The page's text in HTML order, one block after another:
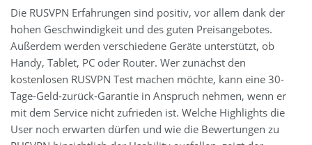
Erfahrungen:
Produkt- und Kategorietexte sowie
Newsberichte
Mein Werdegang ist relativ bunt,
denn ich habe zuerst eine praktische
Ausbildung in Elektrotechnik
abgeschlossen und später noch ein
draufgelegt.
Die RUSVPN Erfahrungen sind positiv, vor allem dank der
hohen Geschwindigkeit und des guten Preisangebotes.
Außerdem werden verschiedene Geräte unterstützt, ob
Handy, Tablet, PC oder Router. Wer zunächst den
kostenlosen RUSVPN Test machen möchte, kann eine 30-
Tage-Geld-zurück-Garantie in Anspruch nehmen, wenn er
mit dem Service nicht zufrieden ist. Welche Highlights die
User noch erwarten dürfen und wie die Bewertungen zu